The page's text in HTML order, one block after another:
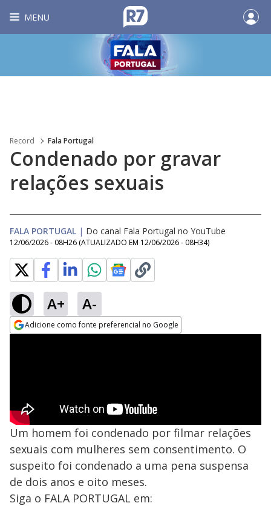
MENU
Record Fala Portugal
Condenado por gravar
relações sexuais
FALA PORTUGAL | Do canal Fala Portugal no YouTube
12/06/2026 - 08H26 (ATUALIZADO EM 12/06/2026 - 08H34)
A+ A-
Adicione como fonte preferencial no Google
Um homem foi condenado por filmar relações
sexuais com mulheres sem consentimento. O
suspeito foi condenado a uma pena suspensa
de dois anos e oito meses.
Siga o FALA PORTUGAL em: